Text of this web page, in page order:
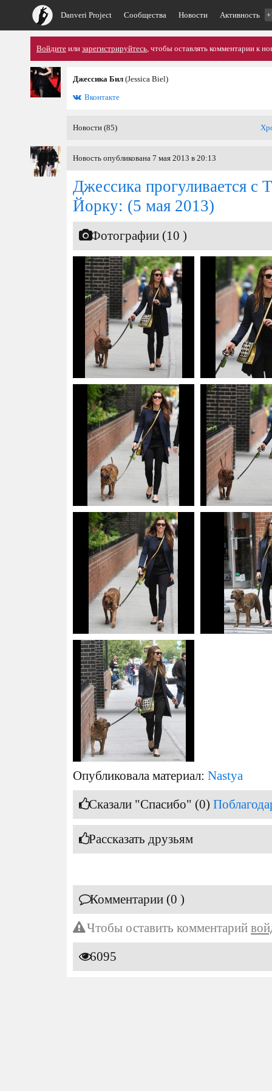
Danveri Project Сообщества Новости Активность
Войдите или зарегистрируйтесь, чтобы оставлять комментарии к
Джессика Бил (Jessica Biel)
Вконтакте
Новости (85)
Новость опубликована 7 мая 2013 в 20:13
Джессика прогуливается
Йорку: (5 мая 2013)
Фотографии (10 )
Опубликовала материал: Nastya
Сказали "Спасибо" (0)
Рассказать друзьям
Комментарии (0 )
Чтобы оставить комментарий
6095